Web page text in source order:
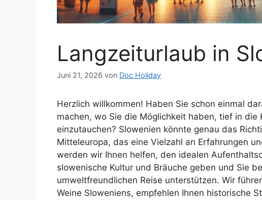
Langzeiturlaub in
Juni 21, 2026 von Doc Holiday
Herzlich willkommen! Haben Sie schon einmal
machen, wo Sie die Möglichkeit haben, tief in
einzutauchen? Slowenien könnte genau das
Mitteleuropa, das eine Vielzahl an Erfahrungen
werden wir Ihnen helfen, den idealen
slowenische Kultur und Bräuche geben und Sie
umweltfreundlichen Reise unterstützen. Wir
Weine Sloweniens, empfehlen Ihnen historische